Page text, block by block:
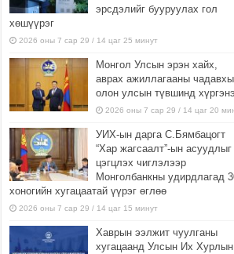
эрсдэлийг бууруулах гол
хөшүүрэг
2026 оны 7 сар 29 / 14 цаг 25 минут
Монгол Улсын эрэн хайх,
аврах ажиллагааны
олон улсын түвшинд хүргэнэ
2026 оны 7 сар 29 / 14 цаг 20
УИХ-ын дарга С.Бямбацогт
“Хар жагсаалт”-ын асуудлыг
цэгцлэх чиглэлээр
Монголбанкны удирдлагад
хоногийн хугацаатай үүрэг өглөө
2026 оны 7 сар 29 / 14 цаг 15 минут
Хаврын ээлжит чуулганы
хугацаанд Улсын Их Хурлын